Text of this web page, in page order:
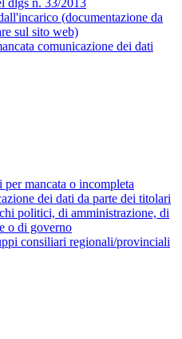
dlgs n. 33/2013
(documentazione da
sul sito web)
comunicazione dei dati
per mancata o incompleta
dei dati da parte dei titolari
politici, di amministrazione, di
o di governo
consiliari regionali/provinciali